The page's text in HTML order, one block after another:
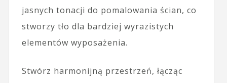
jasnych tonacji do pomalowania ścian, co
stworzy tło dla bardziej wyrazistych
elementów wyposażenia.
Stwórz harmonijną przestrzeń, łącząc